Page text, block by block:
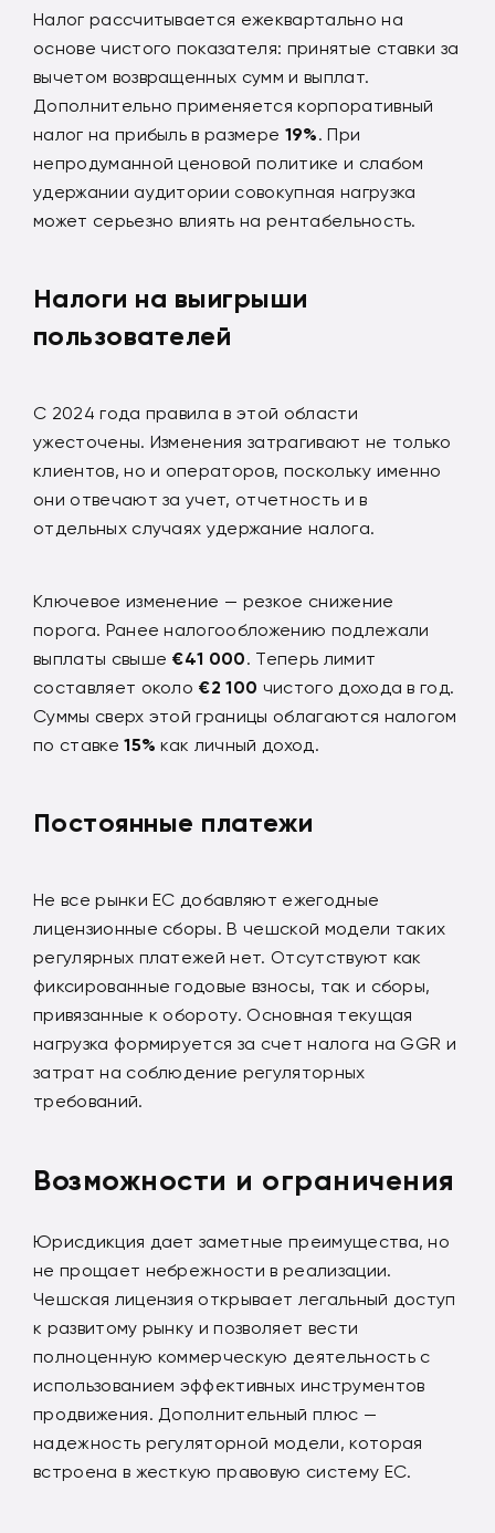
Налог рассчитывается ежеквартально на
основе чистого показателя: принятые ставки за
вычетом возвращенных сумм и выплат.
Дополнительно применяется корпоративный
налог на прибыль в размере 19%. При
непродуманной ценовой политике и слабом
удержании аудитории совокупная нагрузка
может серьезно влиять на рентабельность.
Налоги на выигрыши
пользователей
С 2024 года правила в этой области
ужесточены. Изменения затрагивают не только
клиентов, но и операторов, поскольку именно
они отвечают за учет, отчетность и в
отдельных случаях удержание налога.
Ключевое изменение — резкое снижение
порога. Ранее налогообложению подлежали
выплаты свыше €41 000. Теперь лимит
составляет около €2 100 чистого дохода в год.
Суммы сверх этой границы облагаются налогом
по ставке15% как личный доход.
Постоянные платежи
Не все рынки ЕС добавляют ежегодные
лицензионные сборы. В чешской модели таких
регулярных платежей нет. Отсутствуют как
фиксированные годовые взносы, так и сборы,
привязанные к обороту. Основная текущая
нагрузка формируется за счет налога на GGR и
затрат на соблюдение регуляторных
требований.
Возможности и ограничения
Юрисдикция дает заметные преимущества, но
не прощает небрежности в реализации.
Чешская лицензия открывает легальный доступ
к развитому рынку и позволяет вести
полноценную коммерческую деятельность с
использованием эффективных инструментов
продвижения. Дополнительный плюс —
надежность регуляторной модели, которая
встроена в жесткую правовую систему ЕС.